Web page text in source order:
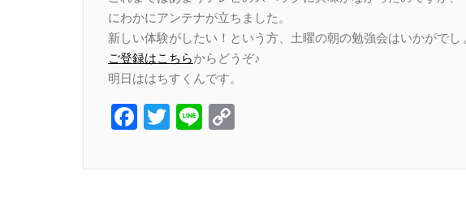
にわかにアンテナが立ちました。
新しい体験がしたい！という方、土曜の朝の勉強会はいかがでし
ご登録はこちらからどうぞ♪
明日ははちすくんです。
Facebook
Twitter
Line